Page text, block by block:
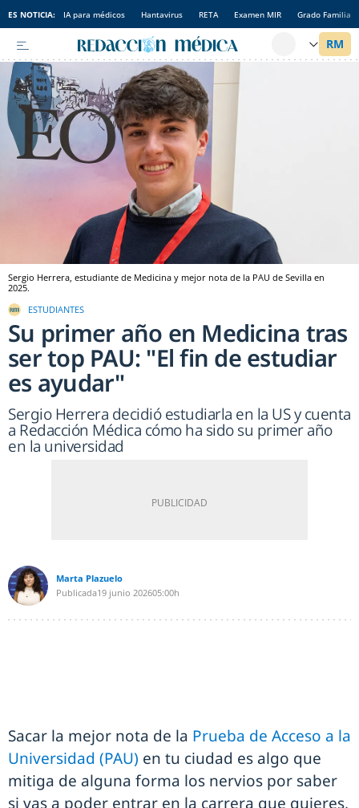
ES NOTICIA: IA para médicos Hantavirus RETA Examen MIR Grado Familia
Sergio Herrera, estudiante de Medicina y mejor nota de la PAU de Sevilla en
2025.
ESTUDIANTES
Su primer año en Medicina tras
ser top PAU: "El fin de estudiar
es ayudar"
Sergio Herrera decidió estudiarla en la US y cuenta
a Redacción Médica cómo ha sido su primer año
en la universidad
Marta Plazuelo
Publicada19 junio 202605:00h
Sacar la mejor nota de la Prueba de Acceso a la
Universidad (PAU) en tu ciudad es algo que
mitiga de alguna forma los nervios por saber
si vas a poder entrar en la carrera que quieres,